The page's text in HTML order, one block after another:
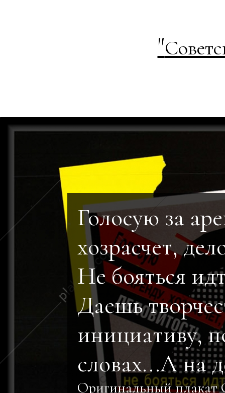
"
Голосую за
хозрасчет,
Не бояться
Даешь
инициативу,
словах...А на
Оригинальный плакат